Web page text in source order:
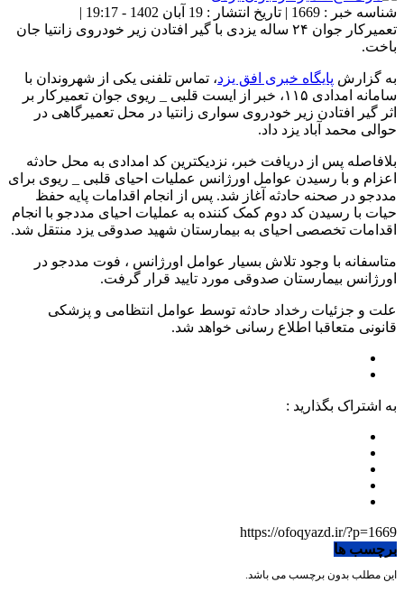
شناسه خبر : 1669 | تاریخ انتشار : 19 آبان 1402 - 19:17 |
تعمیرکار جوان ۲۴ ساله یزدی با گیر افتادن زیر خودروی زانتیا جان
باخت.
به گزارش پایگاه خبری افق یزد، تماس تلفنی یکی از شهروندان با
سامانه امدادی ۱۱۵، خبر از ایست قلبی _ ریوی جوان تعمیرکار بر
اثر گیر افتادن زیر خودروی سواری زانتیا در محل تعمیرگاهی در
حوالی محمد آباد یزد داد.
بلافاصله پس از دریافت خبر، نزدیکترین کد امدادی به محل حادثه
اعزام و با رسیدن عوامل اورژانس عملیات احیای قلبی _ ریوی برای
مددجو در صحنه حادثه آغاز شد. پس از انجام اقدامات پایه حفظ
حیات با رسیدن کد دوم کمک کننده به عملیات احیای مددجو با انجام
اقدامات تخصصی احیای به بیمارستان شهید صدوقی یزد منتقل شد.
متاسفانه با وجود تلاش بسیار عوامل اورژانس ، فوت مددجو در
اورژانس بیمارستان صدوقی مورد تایید قرار گرفت.
علت و جزئیات رخداد حادثه توسط عوامل انتظامی و پزشکی
قانونی متعاقبا اطلاع رسانی خواهد شد.
به اشتراک بگذارید :
https://ofoqyazd.ir/?p=1669
برچسب ها
این مطلب بدون برچسب می باشد.